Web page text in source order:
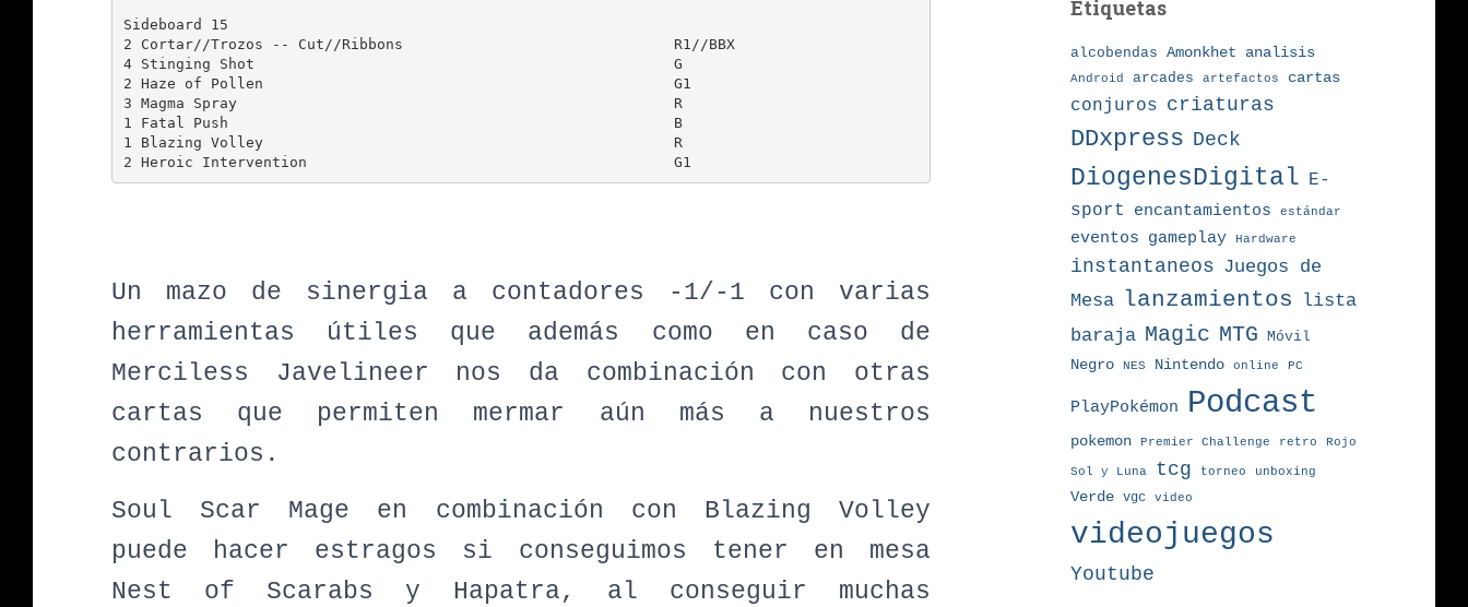
Sideboard 15
2 Cortar//Trozos -- Cut//Ribbons                               R1//BBX
4 Stinging Shot                                                G
2 Haze of Pollen                                               G1
3 Magma Spray                                                  R
1 Fatal Push                                                   B
1 Blazing Volley                                               R
Un mazo de sinergia a contadores -1/-1 con varias
herramientas útiles que además como en caso de
Merciless Javelineer nos da combinación con otras
cartas que permiten mermar aún más a nuestros
contrarios.
Soul Scar Mage en combinación con Blazing Volley
puede hacer estragos si conseguimos tener en mesa
Nest of Scarabs y Hapatra, al conseguir muchas
Etiquetas
alcobendas Amonkhet analisis
Android arcades artefactos cartas
conjuros criaturas
DDxpress Deck
DiogenesDigital E-
sport
encantamientos estándar
eventos gameplay Hardware
instantaneos Juegos de
Mesa
lanzamientos
lista
baraja Magic MTG Móvil
Negro
NES Nintendo online PC
PlayPokémon Podcast
pokemon Premier Challenge retro Rojo
Sol y Luna tcg torneo unboxing
Verde vgc video
videojuegos
Youtube